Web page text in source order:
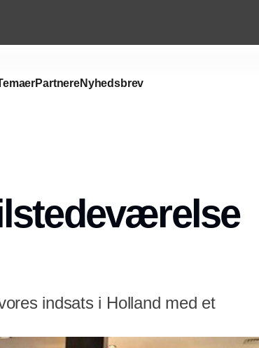
PartnereNyhedsbrev
indsats i Holland med et